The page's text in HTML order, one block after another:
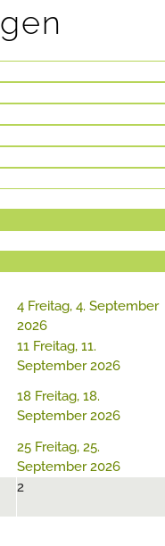
4 Freitag, 4. September
2026
11 Freitag, 11.
September 2026
18 Freitag, 18.
September 2026
25 Freitag, 25.
September 2026
2